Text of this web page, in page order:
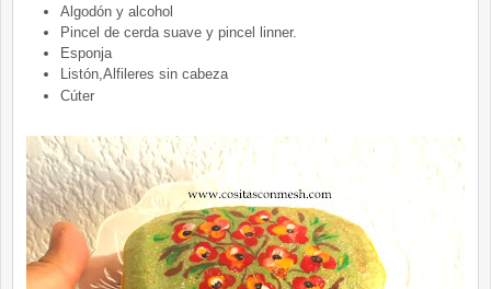
Algodón y alcohol
Pincel de cerda suave y pincel linner.
Esponja
Listón,Alfileres sin cabeza
Cúter